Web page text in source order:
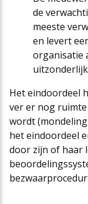
de
meeste
en levert
organisatie
Het eindoordeel
ver er nog ruimte
wordt
het eindoordeel
door zijn of haar